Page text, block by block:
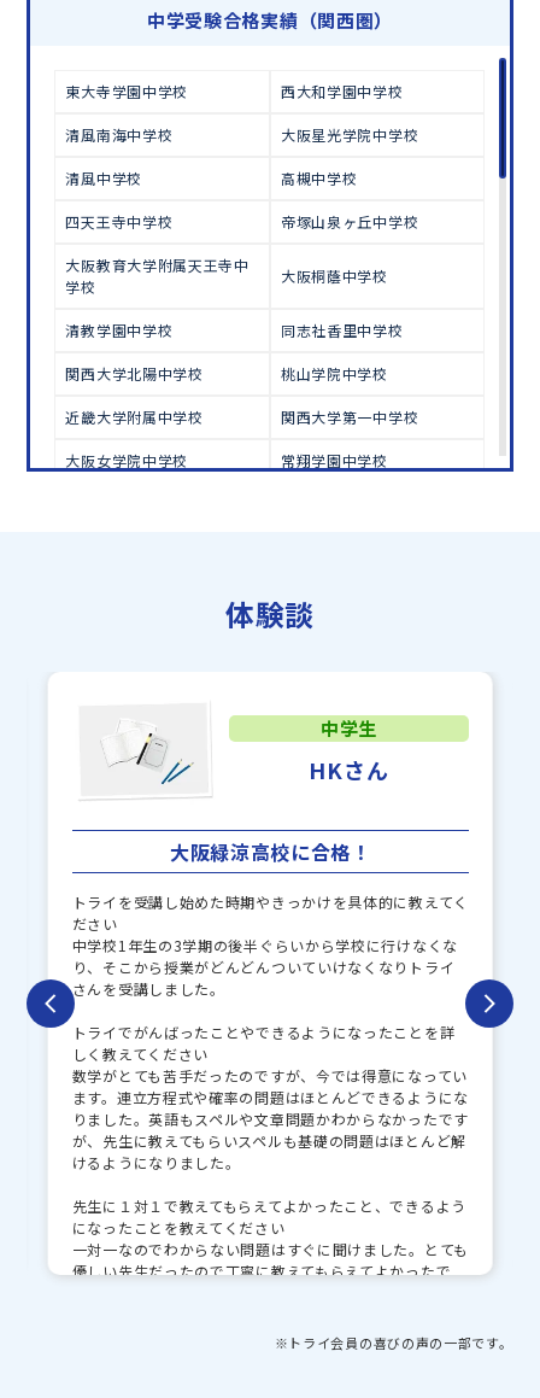
学習相談のお申し込みはこちら
中学受験合格実績（関西圏）
東大寺学園中学校 西大和学園中学校
清風南海中学校 大阪星光学院中学校
清風中学校 高槻中学校
四天王寺中学校 帝塚山泉ヶ丘中学校
大阪教育大学附属天王寺中
学校
大阪桐蔭中学校
清教学園中学校 同志社香里中学校
関西大学北陽中学校 桃山学院中学校
近畿大学附属中学校 関西大学第一中学校
大阪女学院中学校 常翔学園中学校
大谷中学校
アサンプション国際中学校
東海大学附属仰星高等学校
中等部
羽衣学園中学校
初芝富田林中学校 初芝立命館中学校
大阪体育大学附属浪商中学
校
大阪青凌中学校 同志社国際中学校
和歌山信愛中学校 甲南女子中学校
同志社中学校 立命館宇治中学校
淳心学院中学校 近畿大学附属和歌山中学校
金光八尾中学校 金蘭会中学校
相愛中学校 梅花中学校
樟蔭中学校 浪速中学校
四條畷学園中学校 プール学院中学校
体験談
中学生
HKさん
大阪緑涼高校に合格！
トライを受講し始めた時期やきっかけを具体的に教えてく
ださい
中学校1年生の3学期の後半ぐらいから学校に行けなくな
り、そこから授業がどんどんついていけなくなりトライ
さんを受講しました。
トライでがんばったことやできるようになったことを詳
しく教えてください
数学がとても苦手だったのですが、今では得意になってい
ます。連立方程式や確率の問題はほとんどできるようにな
りました。英語もスペルや文章問題かわからなかったです
が、先生に教えてもらいスペルも基礎の問題はほとんど解
けるようになりました。
先生に１対１で教えてもらえてよかったこと、できるよう
になったことを教えてください
一対一なのでわからない問題はすぐに聞けました。とても
優しい先生だったので丁寧に教えてもらえてよかったで
先生・教育プランナーとの思い出や印象的な出来事を教
※トライ会員の喜びの声の一部です。